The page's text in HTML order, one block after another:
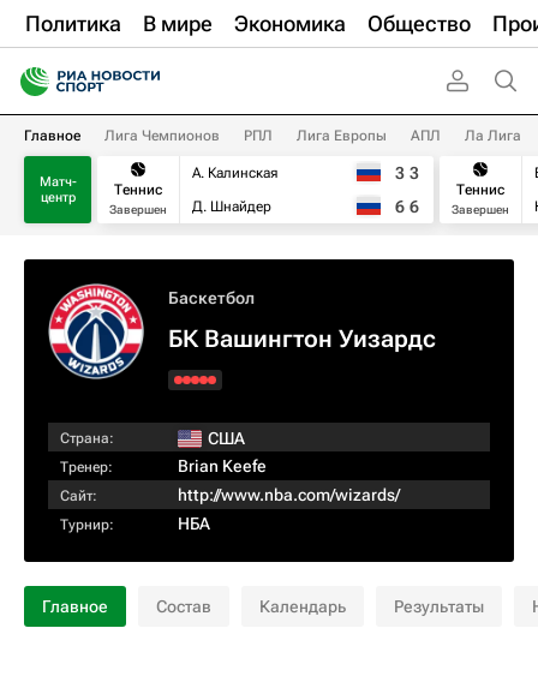
Политика В мире Экономика Общество
Главное Лига Чемпионов РПЛ Лига Европы АПЛ Ла Лига
Матч-
центр
Теннис
Завершен
А. Калинская
Д. Шнайдер
3 3
6 6
Теннис
Завершен
Баскетбол
БК Вашингтон Уизардс
Страна: США
Тренер: Brian Keefe
Сайт: http://www.nba.com/wizards/
Турнир: НБА
Главное Состав Календарь Результаты